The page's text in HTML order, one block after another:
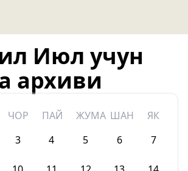
Июл учун
архиви
ЧОР ПАЙ ЖУМА ШАН
ЯК
3 4 5 6 7